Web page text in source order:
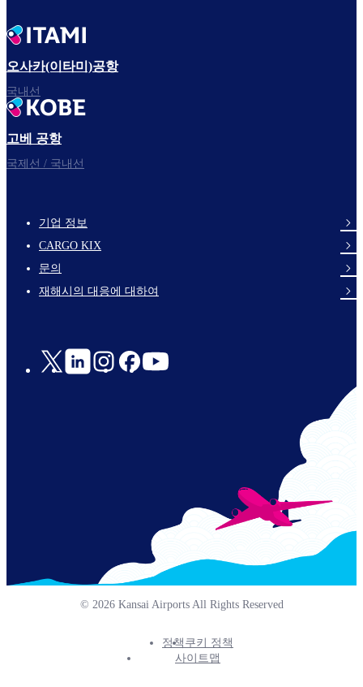
자, 출발!
즐거운 비행 되세요.
오사카(이타미)공항
국내선
고베 공항
국제선 / 국내선
footer-
links-
en-
기업 정보
CARGO KIX
문의
재해시의 대응에 대하여
Social
© 2026 Kansai Airports All Rights Reserved
Footer
정책 쿠키 정책
사이트맵